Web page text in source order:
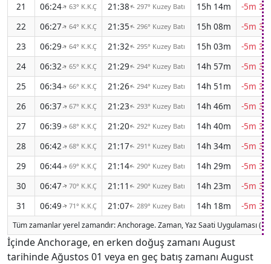
21
06:24↑63° K.K.Ç 21:38↑297° Kuzey Batı 15h 14m
-5m
22
06:27↑64° K.K.Ç 21:35↑296° Kuzey Batı 15h 08m
-5m
23
06:29↑64° K.K.Ç 21:32↑295° Kuzey Batı 15h 03m
-5m
24
06:32↑65° K.K.Ç 21:29↑294° Kuzey Batı 14h 57m
-5m
25
06:34↑66° K.K.Ç 21:26↑294° Kuzey Batı 14h 51m
-5m
26
06:37↑67° K.K.Ç 21:23↑293° Kuzey Batı 14h 46m
-5m
27
06:39↑68° K.K.Ç 21:20↑ 292° Kuzey Batı 14h 40m
-5m
28
06:42↑68° K.K.Ç 21:17↑ 291° Kuzey Batı 14h 34m
-5m
29
06:44↑69° K.K.Ç 21:14↑ 290° Kuzey Batı 14h 29m
-5m
30
06:47↑70° K.K.Ç 21:11 ↑ 290° Kuzey Batı 14h 23m
-5m
31
06:49↑71° K.K.Ç 21:07↑ 289° Kuzey Batı 14h 18m -5m
Tüm zamanlar yerel zamandır: Anchorage. Zaman, Yaz Saati Uygulaması
İçinde Anchorage, en erken doğuş zamanı August
tarihinde Ağustos 01 veya en geç batış zamanı August